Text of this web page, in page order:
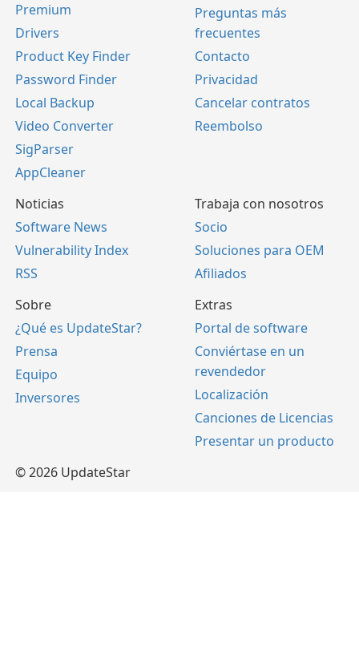
Premium
Drivers
Product Key Finder
Password Finder
Local Backup
Video Converter
SigParser
AppCleaner
Preguntas más
frecuentes
Contacto
Privacidad
Cancelar contratos
Reembolso
Noticias
Software News
Vulnerability Index
RSS
Trabaja con nosotros
Socio
Soluciones para OEM
Afiliados
Sobre
¿Qué es UpdateStar?
Prensa
Equipo
Inversores
Extras
Portal de software
Conviértase en un
revendedor
Localización
Canciones de Licencias
Presentar un producto
© 2026 UpdateStar